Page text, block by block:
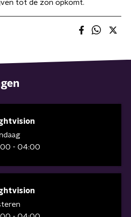
tot de zon opkomt.
- 04:00